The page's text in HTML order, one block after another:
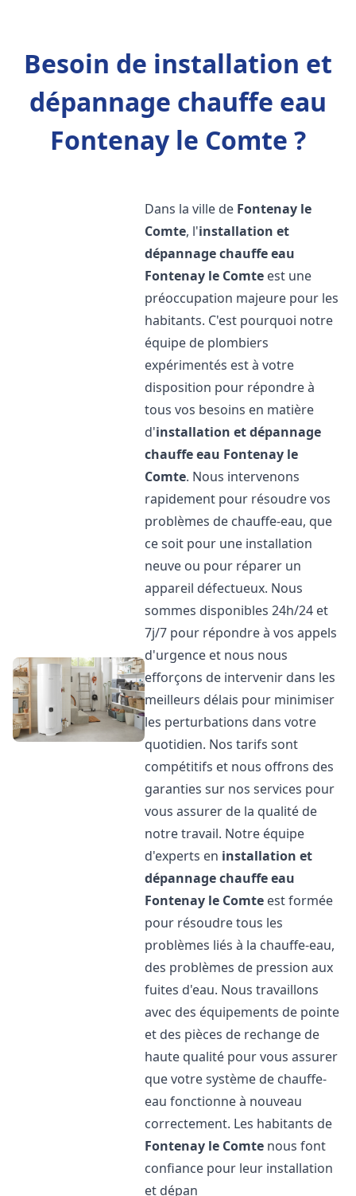
Besoin de installation et
dépannage chauffe eau
Fontenay le Comte ?
Dans la ville de Fontenay le
Comte, l'installation et
dépannage chauffe eau
Fontenay le Comte est une
préoccupation majeure pour les
habitants. C'est pourquoi notre
équipe de plombiers
expérimentés est à votre
disposition pour répondre à
tous vos besoins en matière
d'installation et dépannage
chauffe eau Fontenay le
Comte. Nous intervenons
rapidement pour résoudre vos
problèmes de chauffe-eau, que
ce soit pour une installation
neuve ou pour réparer un
appareil défectueux. Nous
sommes disponibles 24h/24 et
7j/7 pour répondre à vos appels
d'urgence et nous nous
efforçons de intervenir dans les
meilleurs délais pour minimiser
les perturbations dans votre
quotidien. Nos tarifs sont
compétitifs et nous offrons des
garanties sur nos services pour
vous assurer de la qualité de
notre travail. Notre équipe
d'experts en installation et
dépannage chauffe eau
Fontenay le Comte est formée
pour résoudre tous les
problèmes liés à la chauffe-eau,
des problèmes de pression aux
fuites d'eau. Nous travaillons
avec des équipements de pointe
et des pièces de rechange de
haute qualité pour vous assurer
que votre système de chauffe-
eau fonctionne à nouveau
correctement. Les habitants de
Fontenay le Comte nous font
confiance pour leur installation
et dépan